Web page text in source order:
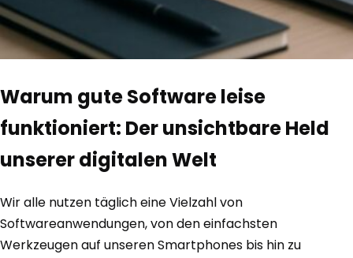
Warum gute Software leise
funktioniert: Der unsichtbare Held
unserer digitalen Welt
Wir alle nutzen täglich eine Vielzahl von
Softwareanwendungen, von den einfachsten
Werkzeugen auf unseren Smartphones bis hin zu